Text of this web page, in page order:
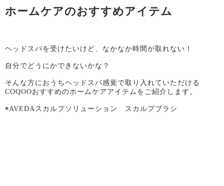
ホームケアのおすすめアイテム
ヘッドスパを受けたいけど、なかなか時間が取れない！
自分でどうにかできないかな？
そんな方におうちヘッドスパ感覚で取り入れていただける
COQOOおすすめのホームケアアイテムをご紹介します。
◉AVEDAスカルプソリューション スカルプブラシ